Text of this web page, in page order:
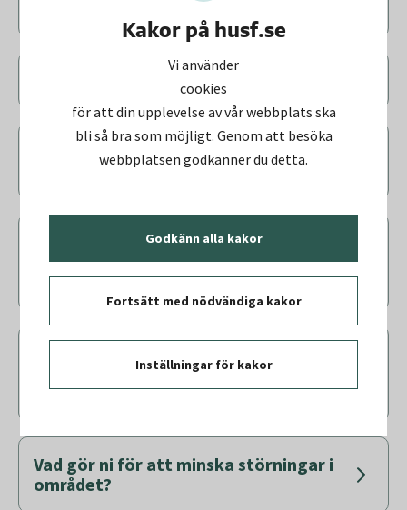
Kakor på husf.se
Vi använder
cookies
för att din upplevelse av vår webbplats ska
bli så bra som möjligt. Genom att besöka
webbplatsen godkänner du detta.
Godkänn alla kakor
Fortsätt med nödvändiga kakor
Inställningar för kakor
bygget - Riktlinjer och rapporter
Information om sprängning
Anmäl dig till SMS-tjänst för
avisering vid sprängning
Framkomlighet och säkerhet i
området – biltrafik, cykel- och
gångvägar
byggarbetsplatsen på kvällarna och
nätter?
Vad gör ni för att minska störningar i
området?